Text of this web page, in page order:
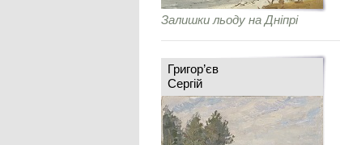
Залишки льоду на Дніпрі
Григор’єв
Сергій